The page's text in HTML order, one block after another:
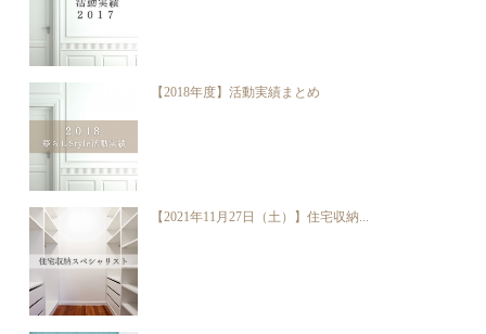
【2018年度】活動実績まとめ
【2021年11月27日（土）】住宅収納...